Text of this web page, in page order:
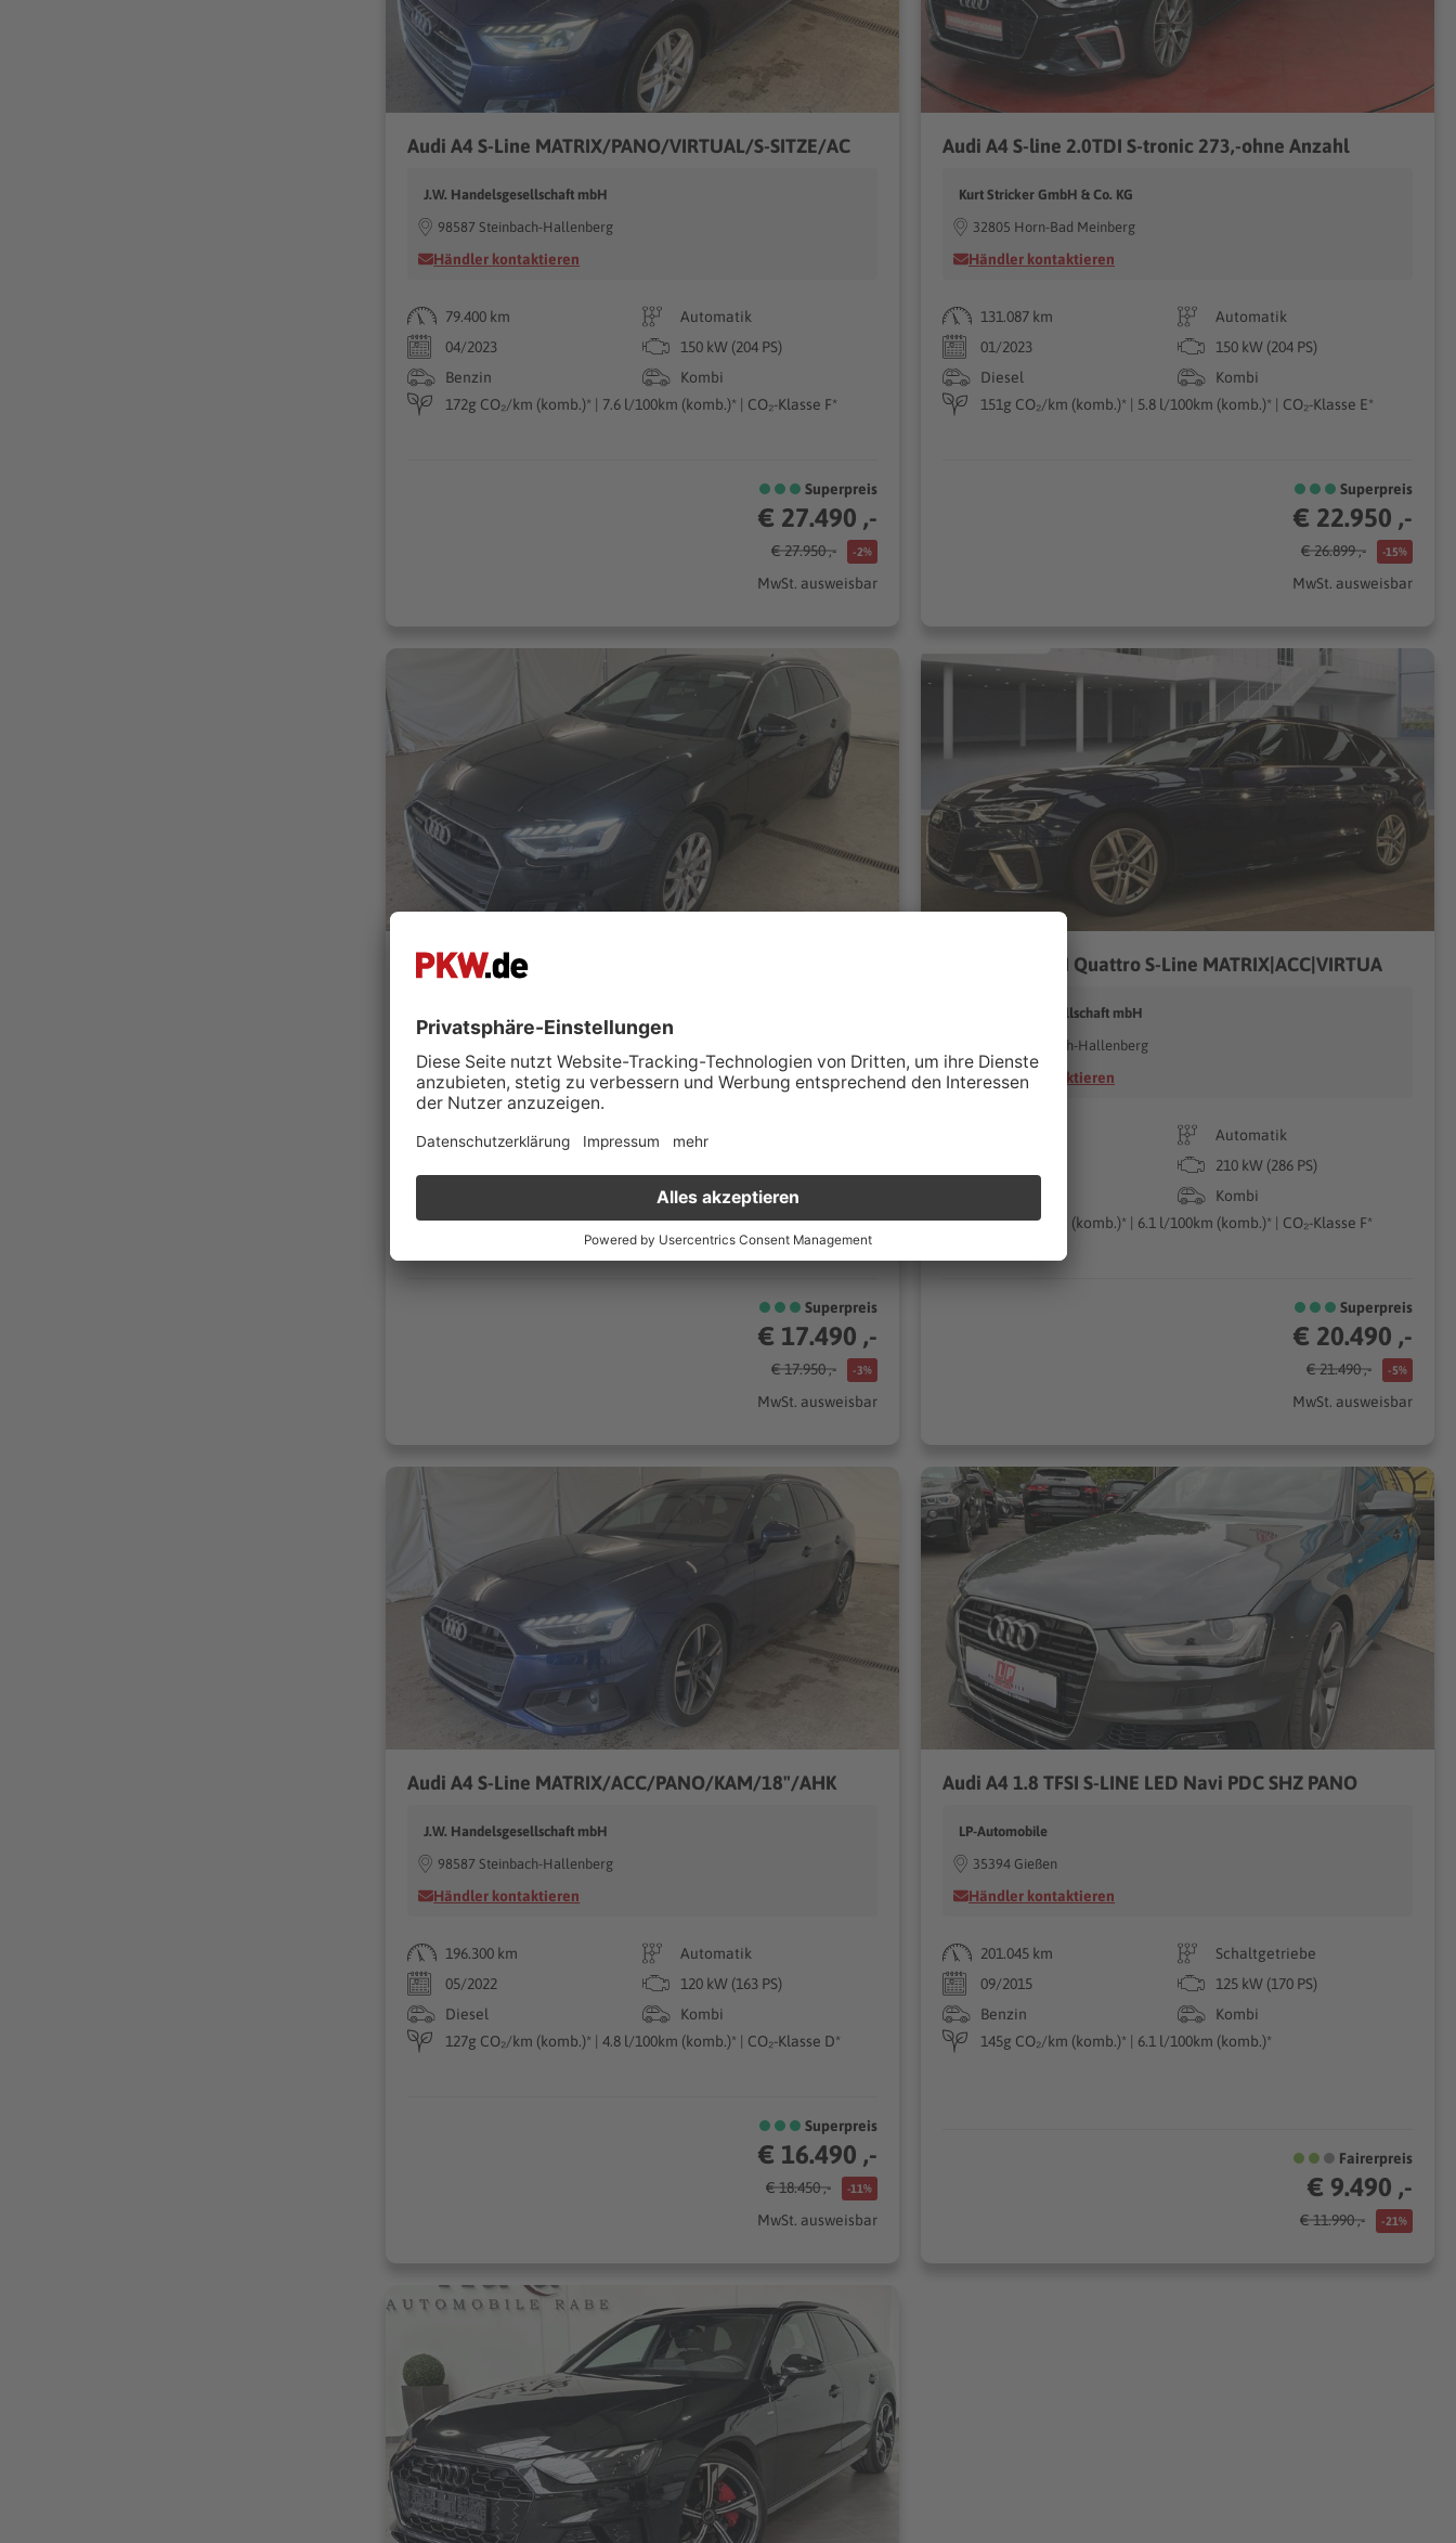
Audi A4 S-Line MATRIX/PANO/VIRTUAL/S-SITZE/AC
J.W. Handelsgesellschaft mbH
98587 Steinbach-Hallenberg
Händler kontaktieren
79.400 km
Automatik
04/2023
150 kW (204 PS)
Benzin
Kombi
172g CO₂/km (komb.)* | 7.6 l/100km (komb.)* | CO₂-Klasse F*
Superpreis
€ 27.490 ,-
€ 27.950 ,- -2%
MwSt. ausweisbar
Audi A4 S-line 2.0TDI S-tronic 273,-ohne Anzahl
Kurt Stricker GmbH & Co. KG
32805 Horn-Bad Meinberg
Händler kontaktieren
131.087 km
Automatik
01/2023
150 kW (204 PS)
Diesel
Kombi
151g CO₂/km (komb.)* | 5.8 l/100km (komb.)* | CO₂-Klasse E*
Superpreis
€ 22.950 ,-
€ 26.899 ,- -15%
MwSt. ausweisbar
Audi A4 quattro S-Line MATRIX/ACC/STANDHZ
Händler kontaktieren
182.871 km
Automatik
Kombi
139g CO₂/km (komb.)* | 5.3 l/100km (komb.)* | CO₂-Klasse E*
Superpreis
€ 17.490 ,-
€ 17.950 ,- -3%
MwSt. ausweisbar
Audi A4 50 TDI Quattro S-Line MATRIX|ACC|VIRTUA
J.W. Handelsgesellschaft mbH
98587 Steinbach-Hallenberg
Händler kontaktieren
Automatik
210 kW (286 PS)
Kombi
162g CO₂/km (komb.)* | 6.1 l/100km (komb.)* | CO₂-Klasse F*
Superpreis
€ 20.490 ,-
€ 21.490 ,- -5%
MwSt. ausweisbar
Audi A4 S-Line MATRIX/ACC/PANO/KAM/18"/AHK
J.W. Handelsgesellschaft mbH
98587 Steinbach-Hallenberg
Händler kontaktieren
196.300 km
Automatik
05/2022
120 kW (163 PS)
Diesel
Kombi
127g CO₂/km (komb.)* | 4.8 l/100km (komb.)* | CO₂-Klasse D*
Superpreis
€ 16.490 ,-
€ 18.450 ,- -11%
MwSt. ausweisbar
Audi A4 1.8 TFSI S-LINE LED Navi PDC SHZ PANO
LP-Automobile
35394 Gießen
Händler kontaktieren
201.045 km
Schaltgetriebe
09/2015
125 kW (170 PS)
Benzin
Kombi
145g CO₂/km (komb.)* | 6.1 l/100km (komb.)*
Fairerpreis
€ 9.490 ,-
€ 11.990 ,- -21%